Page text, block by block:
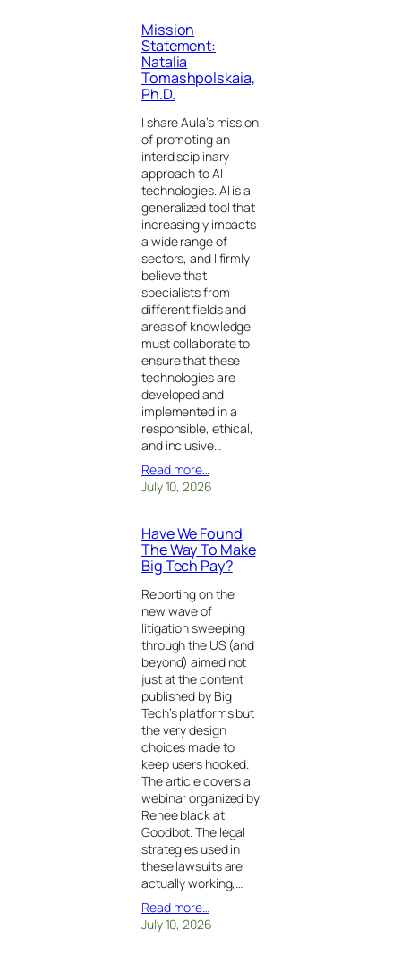
Mission
Statement:
Natalia
Tomashpolskaia,
Ph.D.
I share Aula’s mission
of promoting an
interdisciplinary
approach to AI
technologies. AI is a
generalized tool that
increasingly impacts
a wide range of
sectors, and I firmly
believe that
specialists from
different fields and
areas of knowledge
must collaborate to
ensure that these
technologies are
developed and
implemented in a
responsible, ethical,
and inclusive…
Read more…
July 10, 2026
Have We Found
The Way To Make
Big Tech Pay?
Reporting on the
new wave of
litigation sweeping
through the US (and
beyond) aimed not
just at the content
published by Big
Tech’s platforms but
the very design
choices made to
keep users hooked.
The article covers a
webinar organized by
Renee black at
Goodbot. The legal
strategies used in
these lawsuits are
actually working,…
Read more…
July 10, 2026